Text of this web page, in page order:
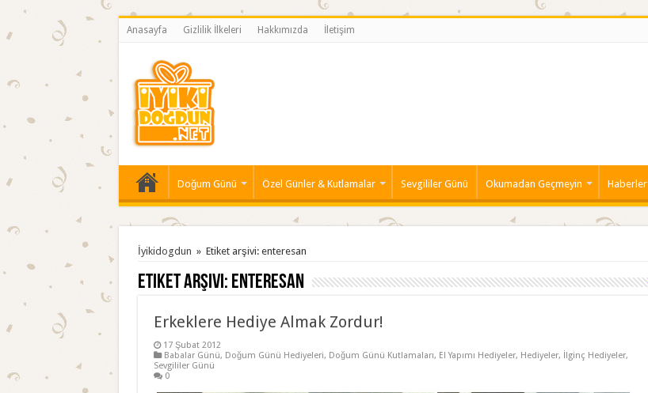
Anasayfa Gizlilik İlkeleri Hakkımızda İletişim
Doğum Günü Özel Günler & Kutlamalar Sevgililer Günü Okumadan Geçmeyin Haberler
İyikidogdun » Etiket arşivi: enteresan
Etiket arşivi: enteresan
Erkeklere Hediye Almak Zordur!
17 Şubat 2012
Babalar Günü, Doğum Günü Hediyeleri, Doğum Günü Kutlamaları, El Yapımı Hediyeler, Hediyeler, İlginç Hediyeler,
Sevgililer Günü
0